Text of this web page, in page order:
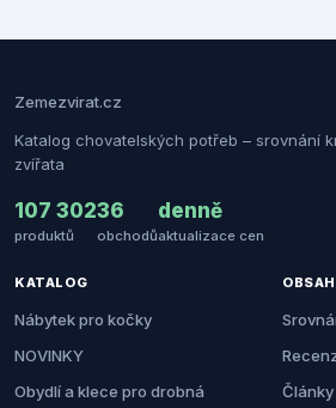
Zemezvirat.cz
Katalog chovatelských potřeb – srovnání
zvířata
107 302
produktů
36
obchodů
denně
aktualizace cen
KATALOG
Nábytek pro kočky
NOVINKY
Obydlí a klece pro drobná
OBSAH
Články